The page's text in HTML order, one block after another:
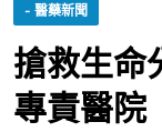
- 醫藥新聞
搶救生
專責醫